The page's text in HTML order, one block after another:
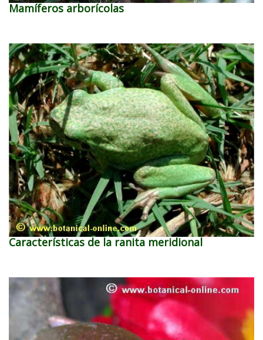
Mamíferos arborícolas
Características de la ranita meridional